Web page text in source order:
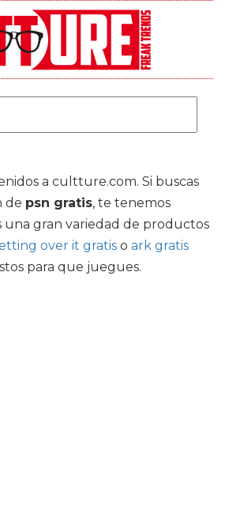
a cultture.com. Si buscas
de psn gratis, te tenemos
una gran variedad de productos
over it gratis o ark gratis
para que juegues.